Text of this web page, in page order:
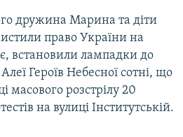
дружина Марина та діти
право України на
встановили лампадки до
Героїв Небесної сотні, що
масового розстрілу 20
на вулиці Інститутській.